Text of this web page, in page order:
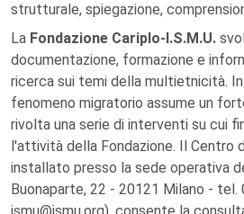
strutturale, spiegazione,
La Fondazione Cariplo-I.S.M.U.
documentazione, formazione e
ricerca sui temi della multietnicità.
fenomeno migratorio assume un
rivolta una serie di interventi su cui
l'attività della Fondazione. Il Centro
installato presso la sede operativa
Buonaparte, 22 - 20121 Milano -